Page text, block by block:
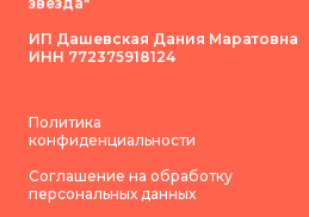
ИП Дашевская Дания Маратовна
ИНН 772375918124
Политика
конфиденциальности
Соглашение на обработку
персональных данных